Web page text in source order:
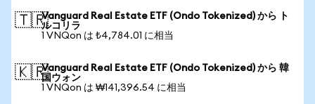
🇹🇷Vanguard Real Estate ETF (Ondo Tokenized) から ト
ルコリラ
1 VNQon は ₺4,784.01 に相当
🇰🇷Vanguard Real Estate ETF (Ondo Tokenized) から 韓
国ウォン
1 VNQon は ₩141,396.54 に相当